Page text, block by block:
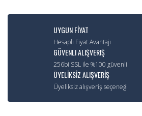
UYGUN FİYAT
Hesaplı Fiyat Avantajı
GÜVENLI ALIŞVERIŞ
256bi SSL ile %100 güvenli
ÜYELİKSİZ ALIŞVERİŞ
Üyeliksiz alışveriş seçeneği